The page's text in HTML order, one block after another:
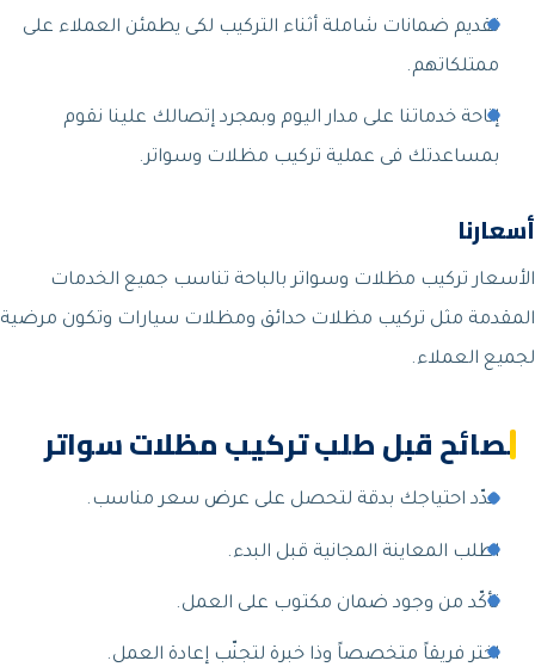
تقديم ضمانات شاملة أثناء التركيب لكى يطمئن العملاء على
ممتلكاتهم.
إتاحة خدماتنا على مدار اليوم وبمجرد إتصالك علينا نقوم
بمساعدتك فى عملية تركيب مظلات وسواتر.
أسعارنا
الأسعار تركيب مظلات وسواتر بالباحة تناسب جميع الخدمات
المقدمة مثل تركيب مظلات حدائق ومظلات سيارات وتكون مرضية
لجميع العملاء.
نصائح قبل طلب تركيب مظلات سواتر
حدّد احتياجك بدقة لتحصل على عرض سعر مناسب.
اطلب المعاينة المجانية قبل البدء.
تأكّد من وجود ضمان مكتوب على العمل.
اختر فريقاً متخصصاً وذا خبرة لتجنّب إعادة العمل.